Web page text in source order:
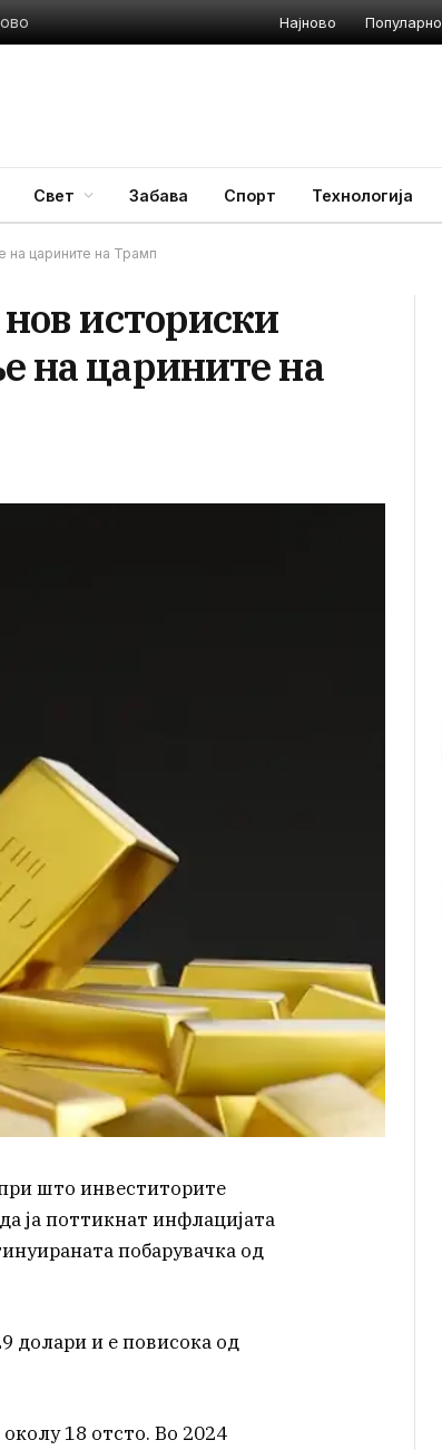
Најново Популарно
Свет Забава Спорт Технологија
на царините на Трамп
историски
на царините на
што инвеститорите
ја поттикнат инфлацијата
побарувачка од
долари и е повисока од
18 отсто. Во 2024